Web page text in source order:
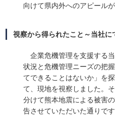
向けて県内外へのアピール
視察から得られたこと～当社に
企業危機管理を支援する
状況と危機管理ニーズの把
てできることはないか」を
て、現地を視察しました。
分けて熊本地震による被害
告させていただいた通りです